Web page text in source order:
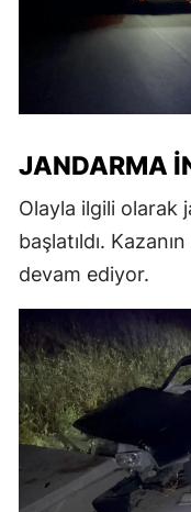
JANDARMA
Olayla ilgili olarak
başlatıldı.
devam ediyor.